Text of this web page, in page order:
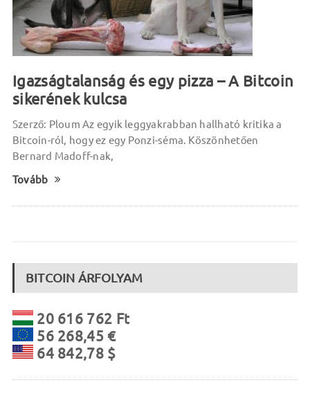
Igazságtalanság és egy pizza – A Bitcoin
sikerének kulcsa
Szerző: Ploum Az egyik leggyakrabban hallható kritika a
Bitcoin-ról, hogy ez egy Ponzi-séma. Köszönhetően
Bernard Madoff-nak,
Tovább
BITCOIN ÁRFOLYAM
20 616 762 Ft
56 268,45 €
64 842,78 $